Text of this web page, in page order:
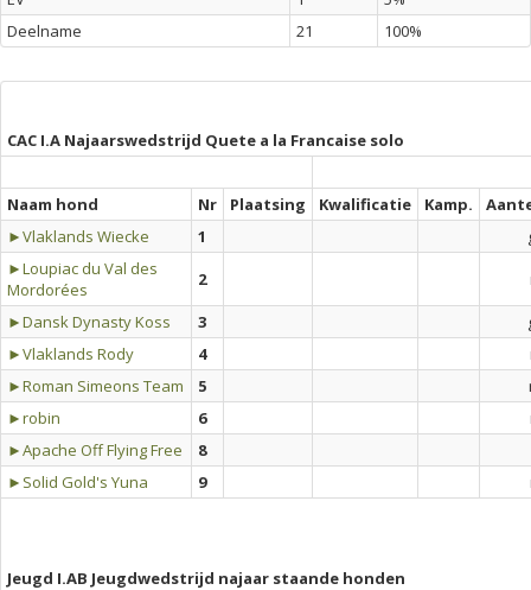
Deelname
21 100%
CAC I.A Najaarswedstrijd Quete a la Francaise solo
Naam hond Nr Plaatsing Kwalificatie Kamp.
►Vlaklands Wiecke
1
►Loupiac du Val des
Mordorées
2
►Dansk Dynasty Koss
3
►Vlaklands Rody
4
►Roman Simeons Team
5
►robin
6
►Apache Off Flying Free
8
►Solid Gold's Yuna
9
Jeugd I.AB Jeugdwedstrijd najaar staande honden